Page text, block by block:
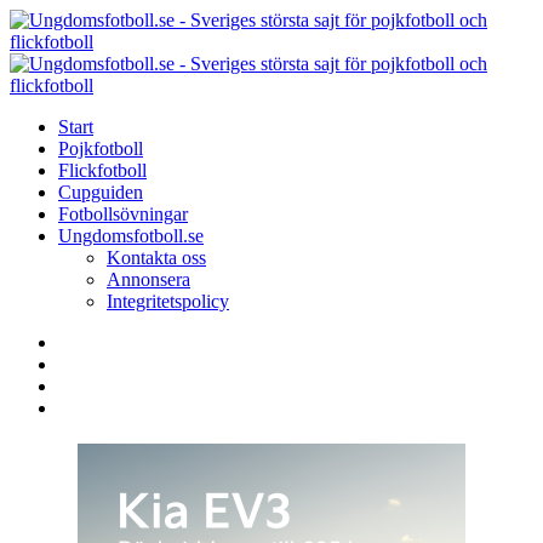
Menu
Search
Menu
Start
Pojkfotboll
Flickfotboll
Cupguiden
Fotbollsövningar
Ungdomsfotboll.se
Kontakta oss
Annonsera
Integritetspolicy